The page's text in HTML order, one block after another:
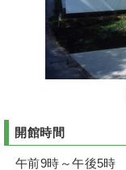
開館時間
午前9時～午後5時